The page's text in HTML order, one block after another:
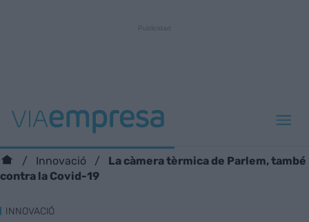
Innovació
La càmera tèrmica de Parlem, també
contra la Covid-19
INNOVACIÓ